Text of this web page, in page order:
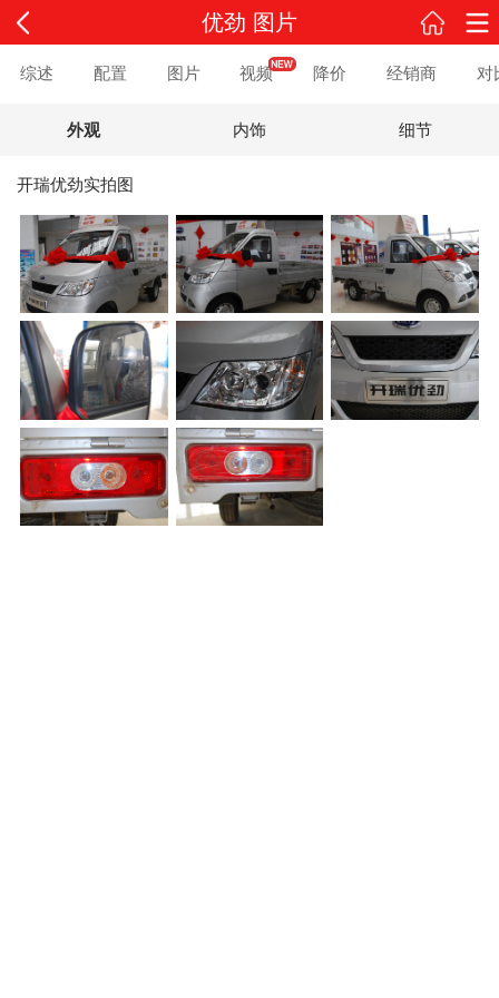
优劲 图片
综述 配置 图片 视频 降价 经销商 对
外观 内饰 细节
开瑞优劲实拍图